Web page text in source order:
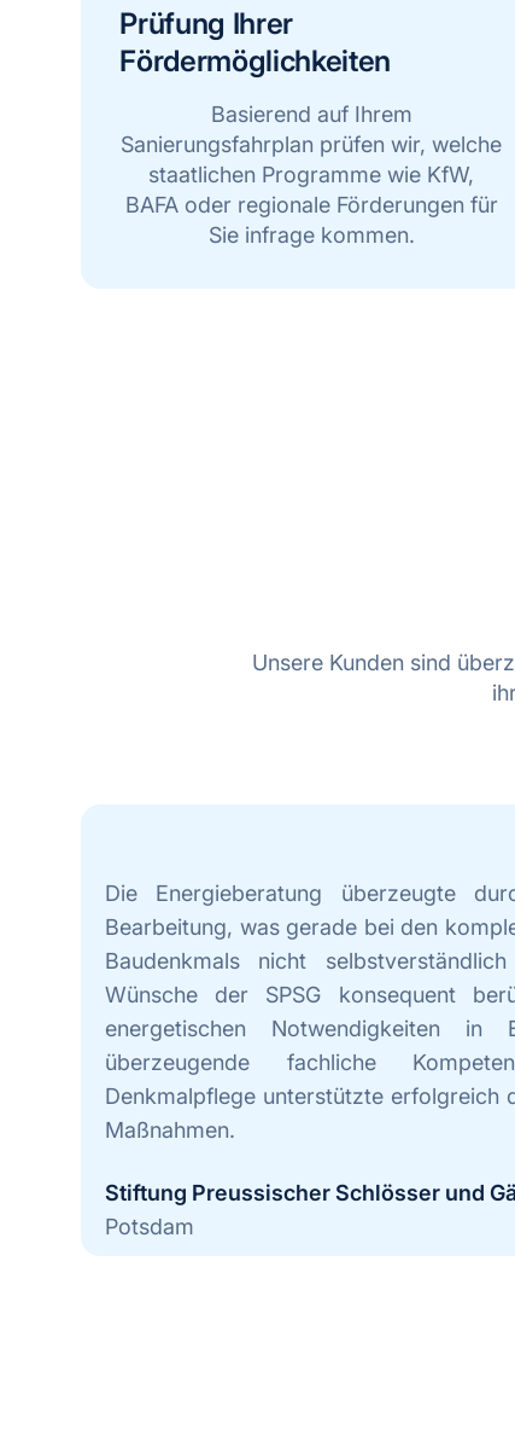
Prüfung Ihrer
Fördermöglichkeiten
Basierend auf Ihrem
Sanierungsfahrplan prüfen wir, welche
staatlichen Programme wie KfW,
BAFA oder regionale Förderungen für
Sie infrage kommen.
Unsere Kunden sind
Die Energieberatung überzeugte
Bearbeitung, was gerade bei den
Baudenkmals nicht
Wünsche der SPSG konsequent
energetischen Notwendigkeiten in
überzeugende fachliche
Denkmalpflege unterstützte erfolgreich
Maßnahmen.
Stiftung Preussischer Schlösser und
Potsdam